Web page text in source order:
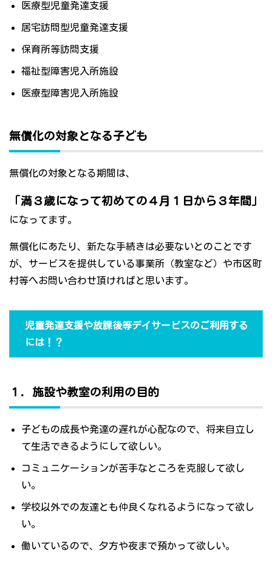
医療型児童発達支援
居宅訪問型児童発達支援
保育所等訪問支援
福祉型障害児入所施設
医療型障害児入所施設
無償化の対象となる子ども
無償化の対象となる期間は、
「満３歳になって初めての４月１日から３年間」
になってます。
無償化にあたり、新たな手続きは必要ないとのことです
が、サービスを提供している事業所（教室など）や市区町
村等へお問い合わせ頂ければと思います。
児童発達支援や放課後等デイサービスのご利用する
には！？
１．施設や教室の利用の目的
子どもの成長や発達の遅れが心配なので、将来自立し
て生活できるようにして欲しい。
コミュニケーションが苦手なところを克服して欲し
い。
学校以外での友達とも仲良くなれるようになって欲し
い。
働いているので、夕方や夜まで預かって欲しい。